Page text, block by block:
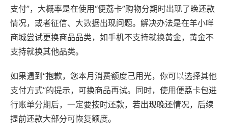
支付”，大概率是在使用“便荔卡”购物分期时出现了晚还款
情况，或者征信、大数据出现问题。解决办法是在羊小咩
商城尝试更换商品品类，如手机不支持就换黄金，黄金不
支持就换其他品类。
如果遇到“抱歉，您本月消费额度己用光，你可以选择其他
支付方式”的提示，可换商品再试。同时，使用便荔卡包进
行账单分期后，一定要按时还款，若出现晚还情况，后续
提前还款大部分可恢复额度。